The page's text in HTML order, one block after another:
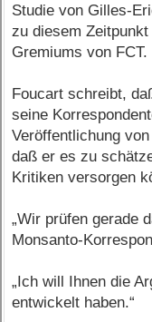
Studie von Gilles-
zu diesem
Gremiums von FCT.
Foucart schreibt,
seine
Veröffentlichung
daß er es zu
Kritiken versorgen
„Wir prüfen gerade
Monsanto-
„Ich will Ihnen die
entwickelt haben.“